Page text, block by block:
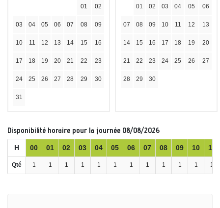
01 02
03 04 05 06 07 08 09
10 11 12 13 14 15 16
17 18 19 20 21 22 23
24 25 26 27 28 29 30
31
01 02 03 04 05 06
07 08 09 10 11 12 13
14 15 16 17 18 19 20
21 22 23 24 25 26 27
28 29 30
Disponibilité horaire pour la journée 08/08/2026
H 00 01 02 03 04 05 06 07 08 09 10 11
Qté 1 1 1 1 1 1 1 1 1 1 1 1